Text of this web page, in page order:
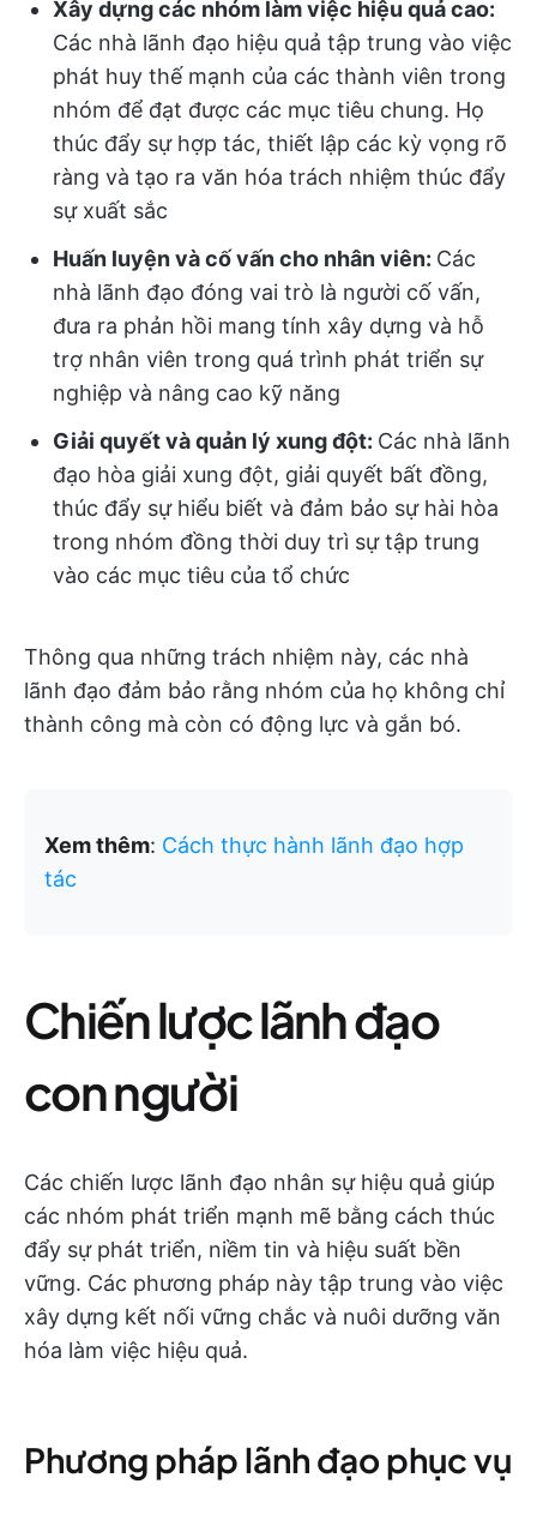
Xây dựng các nhóm làm việc hiệu quả cao:
Các nhà lãnh đạo hiệu quả tập trung vào việc
phát huy thế mạnh của các thành viên trong
nhóm để đạt được các mục tiêu chung. Họ
thúc đẩy sự hợp tác, thiết lập các kỳ vọng rõ
ràng và tạo ra văn hóa trách nhiệm thúc đẩy
sự xuất sắc
Huấn luyện và cố vấn cho nhân viên: Các
nhà lãnh đạo đóng vai trò là người cố vấn,
đưa ra phản hồi mang tính xây dựng và hỗ
trợ nhân viên trong quá trình phát triển sự
nghiệp và nâng cao kỹ năng
Giải quyết và quản lý xung đột: Các nhà lãnh
đạo hòa giải xung đột, giải quyết bất đồng,
thúc đẩy sự hiểu biết và đảm bảo sự hài hòa
trong nhóm đồng thời duy trì sự tập trung
vào các mục tiêu của tổ chức
Thông qua những trách nhiệm này, các nhà
lãnh đạo đảm bảo rằng nhóm của họ không chỉ
thành công mà còn có động lực và gắn bó.
Xem thêm: Cách thực hành lãnh đạo hợp
tác
Chiến lược lãnh đạo
con người
Các chiến lược lãnh đạo nhân sự hiệu quả giúp
các nhóm phát triển mạnh mẽ bằng cách thúc
đẩy sự phát triển, niềm tin và hiệu suất bền
vững. Các phương pháp này tập trung vào việc
xây dựng kết nối vững chắc và nuôi dưỡng văn
hóa làm việc hiệu quả.
Phương pháp lãnh đạo phục vụ